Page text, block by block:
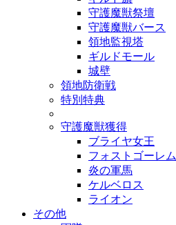
守護魔獣祭壇
守護魔獣バース
領地監視塔
ギルドモール
城壁
領地防衛戦
特別特典
守護魔獣獲得
ブライヤ女王
フォストゴーレム
炎の軍馬
ケルベロス
ライオン
その他